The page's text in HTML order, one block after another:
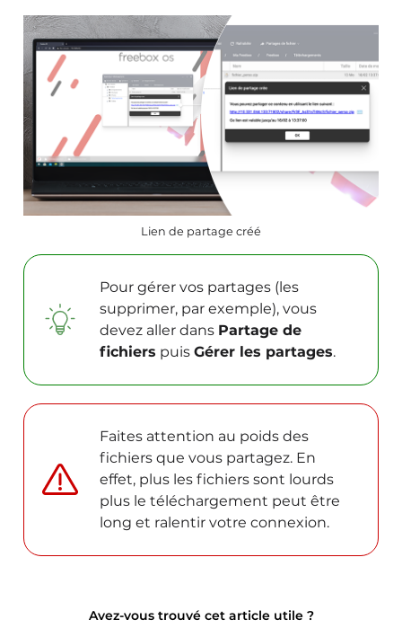
Lien de partage créé
Pour gérer vos partages (les
supprimer, par exemple), vous
devez aller dans Partage de
fichiers puisGérer les partages.
Faites attention au poids des
fichiers que vous partagez. En
effet, plus les fichiers sont lourds
plus le téléchargement peut être
long et ralentir votre connexion.
Avez-vous trouvé cet article utile ?